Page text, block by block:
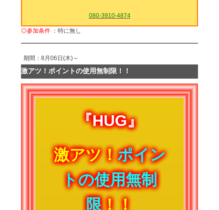
080-3910-4874
◎参加条件 ：特に無し
期間：8月06日(木)～
激アツ！ポイントの使用無制限！！
『HUG』
激アツ！ポイン
トの使用無制
限！！